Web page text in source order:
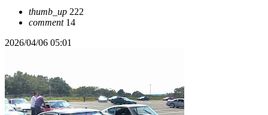
thumb_up 222
comment14
2026/04/06 05:01